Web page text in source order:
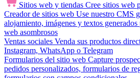
Sitios web y tiendas Cree sitios web
Creador de sitios web Use nuestro CMS
alojamiento, imágenes y textos
web asombrosos
Ventas sociales Venda sus productos
Instagram, WhatsApp o Telegram
Formularios del sitio web Capture
pedidos personalizados, formularios de